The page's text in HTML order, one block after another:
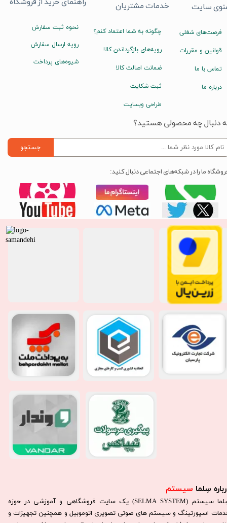
سِلما سیستم​​​​​​​
سِلما سيستم (SELMA SYSTEM) یک سایت فروشگاهی و آموزشی در حوزه
اسپورتینگ و سیستم های صوتی تصویری اتوموبیل و همچنین تجهیزات و
نحوه ثبت سفارش
رویه ارسال سفارش
شیوه‌های پرداخت
خدمات مشتریان
چگونه به شما اعتماد کنم؟
رویه‌های بازگرداندن کالا
ضمانت اصالت کالا
ثبت شکایت
طراحی وبسایت
سایت
فرصت‌های شغلی
قوانین و مقررات
تماس با ما
درباره ما
دنبال چه محصولی هستید؟
جستجو
ما را در شبکه‌های اجتماعی دنبال کنید: